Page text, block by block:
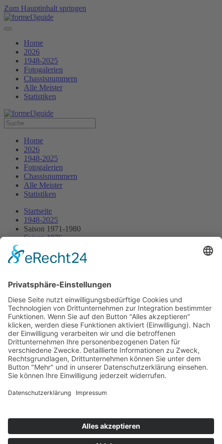
Zum Hauptinhalt springen
Home
2026
1948-2025
Fotogalerien
Chassisnummern
Alle Meister
Statistiken
Home
2026
1948-2025
Fotogalerien
Chassisnummern
Alle Meister
Statistiken
Startseite
1948-2025
Saison 1971-1980
Saison 1976
16.05.1976 - Schwanberg
Streckenskizze Programmheft
Alle Ergebnisse:
Nennungsliste
Ergebnis Rennen
Impressum
Jahrbuch